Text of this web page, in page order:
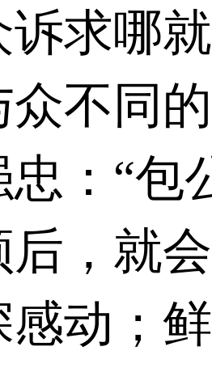
诉求哪
众不同
忠：“包
后，就
感动；